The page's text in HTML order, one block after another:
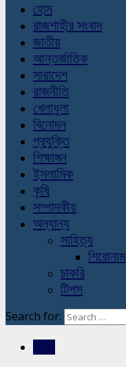
হোম
রাজশাহীর সংবাদ
জাতীয়
আন্তর্জাতিক
সারাদেশ
রাজনীতি
খেলাধুলা
বিনোদন
প্রযুক্তি
শিক্ষাঙ্গন
ইসলামিক
কৃষি
সম্পাদকীয়
অন্যান্য
সাহিত্য
শিরোনাম
চাকরি
টিপস
Search for: